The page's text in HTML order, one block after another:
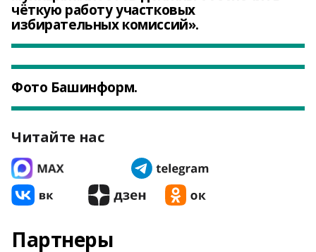
чёткую работу участковых
избирательных комиссий».
Фото Башинформ.
Читайте нас
Партнеры